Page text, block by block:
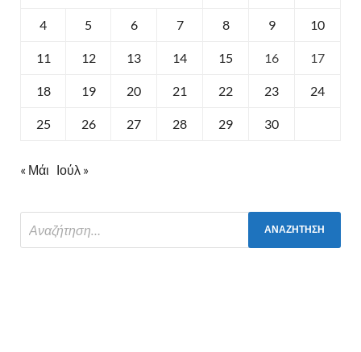
4 5 6 7 8 9 10
11 12 13 14 15 16 17
18 19 20 21 22 23 24
25 26 27 28 29 30
« Μάι Ιούλ »